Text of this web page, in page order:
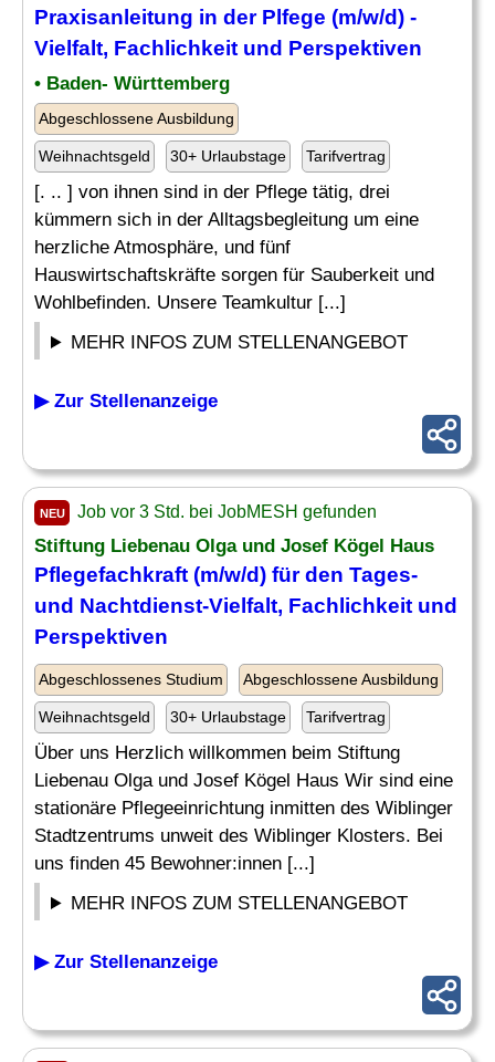
Praxisanleitung in der Plfege (m/w/d) -
Vielfalt, Fachlichkeit und Perspektiven
• Baden- Württemberg
Abgeschlossene Ausbildung
Weihnachtsgeld 30+ Urlaubstage Tarifvertrag
[. .. ] von ihnen sind in der Pflege tätig, drei
kümmern sich in der Alltagsbegleitung um eine
herzliche Atmosphäre, und fünf
Hauswirtschaftskräfte sorgen für Sauberkeit und
Wohlbefinden. Unsere Teamkultur [...]
MEHR INFOS ZUM STELLENANGEBOT
▶ Zur Stellenanzeige
NEU Job vor 3 Std. bei JobMESH gefunden
Stiftung Liebenau Olga und Josef Kögel Haus
Pflegefachkraft (m/w/d) für den Tages-
und Nachtdienst-Vielfalt, Fachlichkeit und
Perspektiven
Abgeschlossenes Studium Abgeschlossene Ausbildung
Weihnachtsgeld 30+ Urlaubstage Tarifvertrag
Über uns Herzlich willkommen beim Stiftung
Liebenau Olga und Josef Kögel Haus Wir sind eine
stationäre Pflegeeinrichtung inmitten des Wiblinger
Stadtzentrums unweit des Wiblinger Klosters. Bei
uns finden 45 Bewohner:innen [...]
MEHR INFOS ZUM STELLENANGEBOT
▶ Zur Stellenanzeige